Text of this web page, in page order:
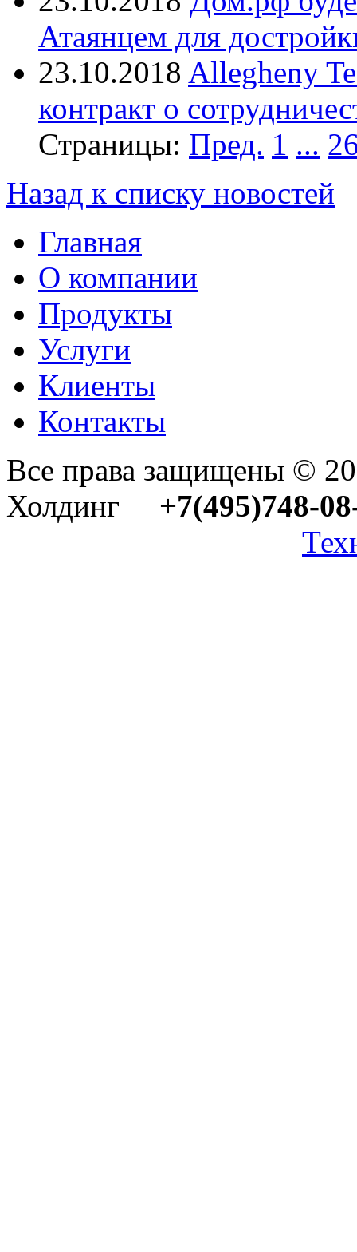
Атаянцем для
23.10.2018 Allegheny
контракт о
Страницы: Пред. 1 ...
Назад к списку новостей
Главная
О компании
Продукты
Услуги
Клиенты
Контакты
Все права защищены ©
Холдинг +7(495)748-